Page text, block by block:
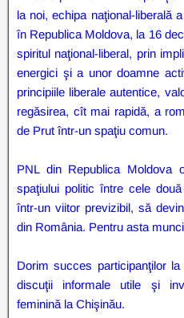
la noi, echipa naţional-liberală
în Republica Moldova, la 16
spiritul naţional-liberal, prin
energici şi a unor doamne
principiile liberale autentice,
regăsirea, cît mai rapidă, a
de Prut într-un spaţiu comun.
PNL din Republica Moldova
spaţiului politic între cele
într-un viitor previzibil, să
din România. Pentru asta
Dorim succes participanţilor
discuţii informale utile şi
feminină la Chişinău.